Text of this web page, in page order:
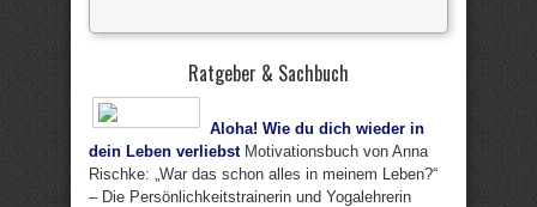
Ratgeber & Sachbuch
Aloha! Wie du dich wieder in
dein Leben verliebstMotivationsbuch von Anna
Rischke: „War das schon alles in meinem Leben?“
– Die Persönlichkeitstrainerin und Yogalehrerin